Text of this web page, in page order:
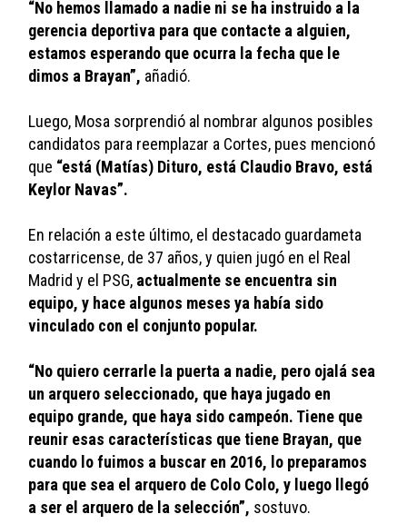
“No hemos llamado a nadie ni se ha instruido a la
gerencia deportiva para que contacte a alguien,
estamos esperando que ocurra la fecha que le
dimos a Brayan”, añadió.
Luego, Mosa sorprendió al nombrar algunos posibles
candidatos para reemplazar a Cortes, pues mencionó
que “está (Matías) Dituro, está Claudio Bravo, está
Keylor Navas”.
En relación a este último, el destacado guardameta
costarricense, de 37 años, y quien jugó en el Real
Madrid y el PSG, actualmente se encuentra sin
equipo, y hace algunos meses ya había sido
vinculado con el conjunto popular.
“No quiero cerrarle la puerta a nadie, pero ojalá sea
un arquero seleccionado, que haya jugado en
equipo grande, que haya sido campeón. Tiene que
reunir esas características que tiene Brayan, que
cuando lo fuimos a buscar en 2016, lo preparamos
para que sea el arquero de Colo Colo, y luego llegó
a ser el arquero de la selección”, sostuvo.